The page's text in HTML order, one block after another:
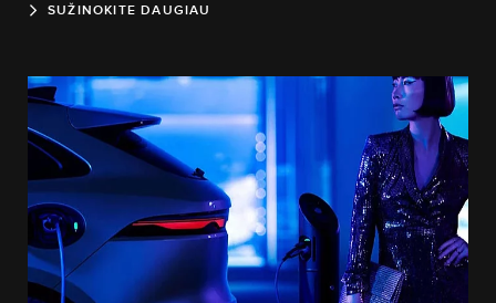
SUŽINOKITE DAUGIAU